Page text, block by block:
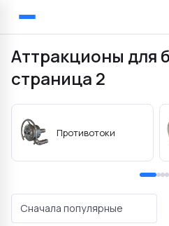
Назад
Аттракционы для
страница 2
Противотоки
Блоки управления
Сначала популярные